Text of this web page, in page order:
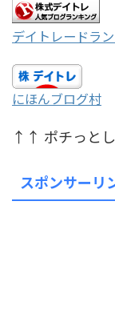
デイトレードラ
にほんブログ村
↑↑ ポチっとし
スポンサーリ